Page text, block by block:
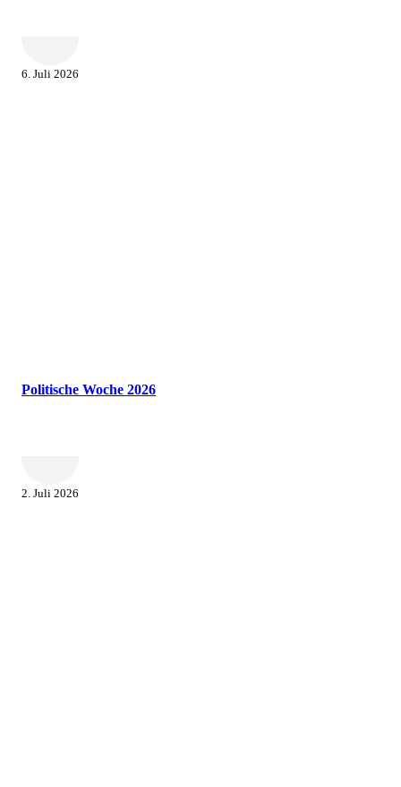
6. Juli 2026
Politische Woche 2026
2. Juli 2026